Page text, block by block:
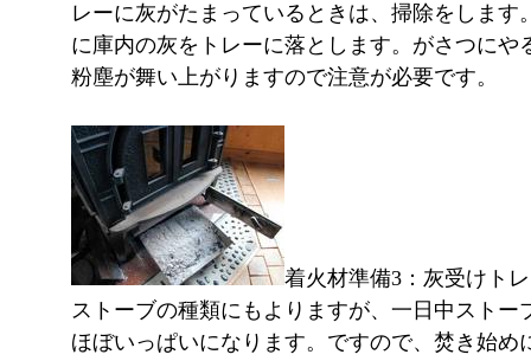
レーに灰がたまっているときは、掃除をします
に庫内の灰をトレーに落とします。がさつにや
粉塵が舞い上がりますので注意が必要です。
着火材準備3：灰受けト
ストーブの種類にもよりますが、一日中ストー
ほぼいっぱいになります。ですので、焚き始め